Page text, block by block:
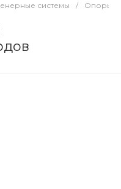
системы / Опоры